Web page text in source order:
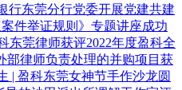
行东莞分行党委开展党建共建
件举证规则》专题讲座成功
东莞律师获评2022年度盈科全
部律师负责处理的并购项目获
| 盈科东莞女神节手作沙龙圆